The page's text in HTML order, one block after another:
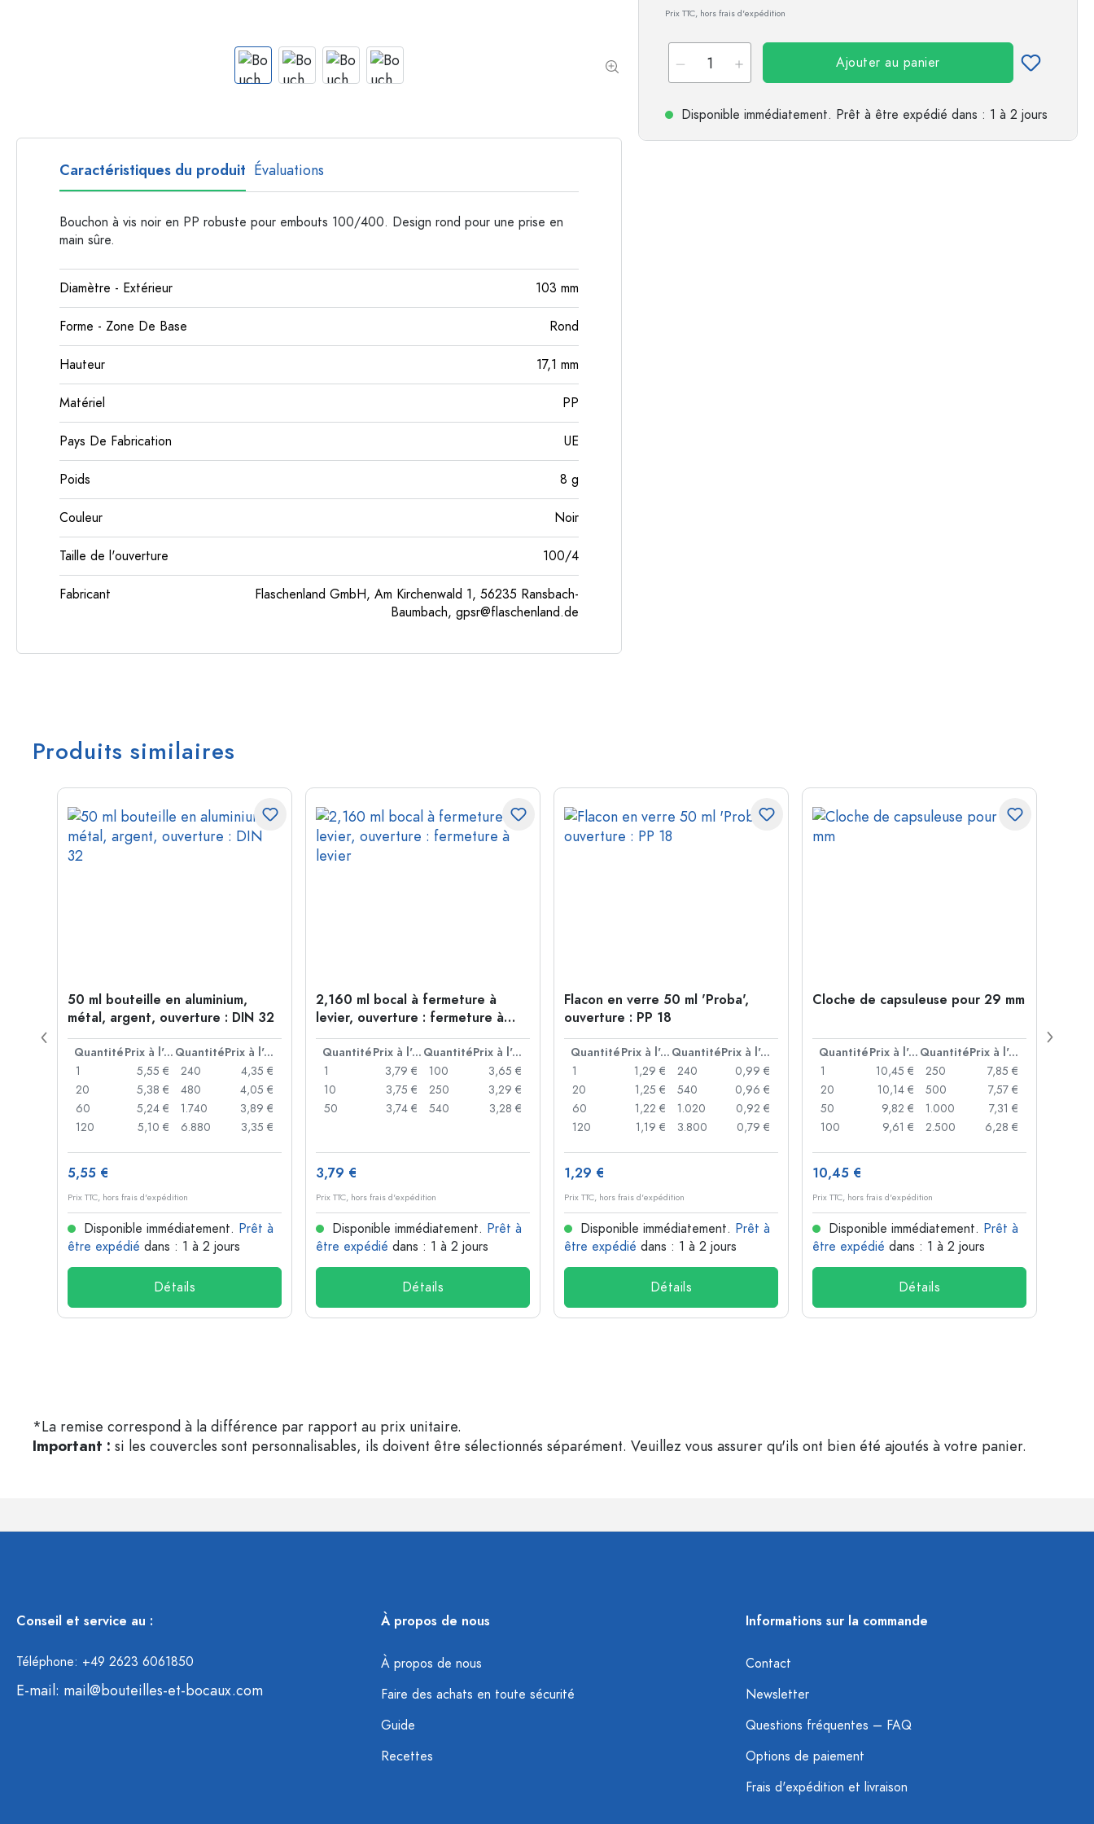
Bouteilles à anse
Bouteilles à goulot long
Bouteilles polygonales
Bouteilles par matière
Bouteilles en verre
Bouteilles en plastique
Prix TTC, hors frais d'expédition
Ajouter au panier
Disponible immédiatement. Prêt à être expédié dans : 1 à 2 jours
Caractéristiques du produit Évaluations
Bouchon à vis noir en PP robuste pour embouts 100/400. Design rond pour une prise en
main sûre.
Diamètre - Extérieur 103 mm
Forme - Zone De Base Rond
Hauteur 17,1 mm
Matériel PP
Pays De Fabrication UE
Poids 8 g
Couleur Noir
Taille de l'ouverture 100/4
Fabricant
Flaschenland GmbH, Am Kirchenwald 1, 56235 Ransbach-
Baumbach, gpsr@flaschenland.de
Produits similaires
50 ml bouteille en aluminium,
métal, argent, ouverture : DIN 32
Quantité Prix à l'unité Quantité
Prix à l'unité
1
5,55 €
20
5,38 €
60
5,24 €
120
5,10 €
240
4,35 €
480
4,05 €
1.740
3,89 €
6.880
3,35 €
5,55 €
Prix TTC, hors frais d'expédition
Disponible immédiatement. Prêt à
être expédié dans : 1 à 2 jours
Détails
2,160 ml bocal à fermeture à
levier, ouverture : fermeture à
levier
Quantité Prix à l'unité Quantité
Prix à l'unité
1
3,79 €
10
3,75 €
50
3,74 €
100
3,65 €
250
3,29 €
540
3,28 €
3,79 €
Prix TTC, hors frais d'expédition
Disponible immédiatement. Prêt à
être expédié dans : 1 à 2 jours
Détails
Flacon en verre 50 ml 'Proba',
ouverture : PP 18
Quantité Prix à l'unité Quantité
Prix à l'unité
1
1,29 €
20
1,25 €
60
1,22 €
120
1,19 €
240
0,99 €
540
0,96 €
1.020
0,92 €
3.800
0,79 €
1,29 €
Prix TTC, hors frais d'expédition
Disponible immédiatement. Prêt à
être expédié dans : 1 à 2 jours
Détails
Cloche de capsuleuse pour 29 mm
Quantité Prix à l'unité Quantité
Prix à l'unité
1
10,45 €
20
10,14 €
50
9,82 €
100
9,61 €
250
7,85 €
500
7,57 €
1.000
7,31 €
2.500
6,28 €
10,45 €
Prix TTC, hors frais d'expédition
Disponible immédiatement. Prêt à
être expédié dans : 1 à 2 jours
Détails
*La remise correspond à la différence par rapport au prix unitaire.
Important : si les couvercles sont personnalisables, ils doivent être sélectionnés séparément. Veuillez vous assurer qu'ils ont bien été ajoutés à votre panier.
Conseil et service au :
Téléphone: +49 2623 6061850
E-mail: mail@bouteilles-et-bocaux.com
À propos de nous
À propos de nous
Faire des achats en toute sécurité
Guide
Recettes
Informations sur la commande
Contact
Newsletter
Questions fréquentes – FAQ
Options de paiement
Frais d'expédition et livraison